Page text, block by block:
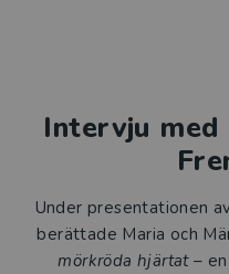
Intervju med
Under presentationen
berättade Maria och
mörkröda hjärtat– en